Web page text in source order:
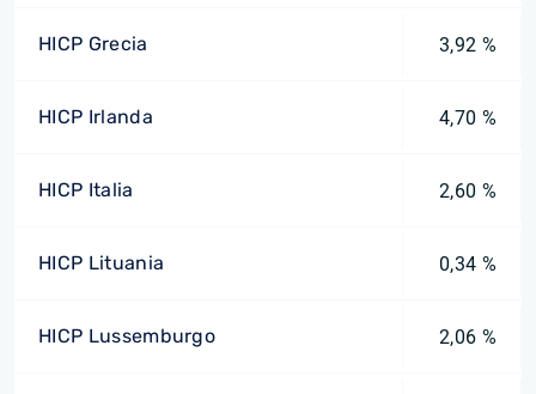
HICP Grecia 3,92 %
HICP Irlanda 4,70 %
HICP Italia 2,60 %
HICP Lituania 0,34 %
HICP Lussemburgo 2,06 %